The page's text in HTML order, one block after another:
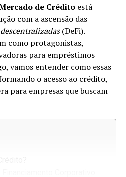
de Créditoestá
com a ascensão das
(DeFi).
como protagonistas,
para empréstimos
vamos entender como essas
o acesso ao crédito,
para empresas que buscam